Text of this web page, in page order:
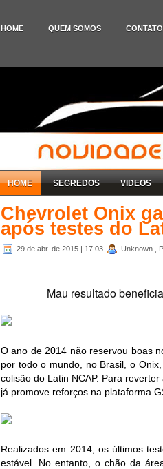
HOME QUEM SOMOS CONTATO
HOME SEGREDOS VIDEOS
Chevrolet Onix
após testes do
29 de abr. de 2015 | 17:03 Unknown ,
Mau resultado
O ano de 2014 não reservou boas
por todo o mundo, no Brasil, o
colisão do Latin NCAP. Para
já promove reforços na plataforma
Realizados em 2014, os últimos
estável. No entanto, o chão da